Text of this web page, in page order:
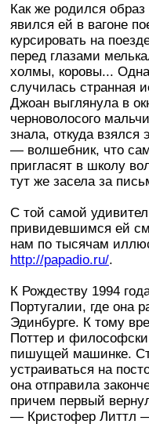
Как же родился
явился ей в вагоне
курсировать на
перед глазами
холмы, коровы...
случилась странная
Джоан выглянула в
черноволосого
знала, откуда взялся
— волшебник, что сам
пригласят в школу
тут же засела за
С той самой
привидевшимся ей
нам по тысячам
http://papadio.ru/.
К Рождеству 1994
Португалии, где она
Эдинбурге. К тому
Поттер и
пишущей машинке.
устраиваться на
она отправила
причем первый
— Кристофер Литтл —